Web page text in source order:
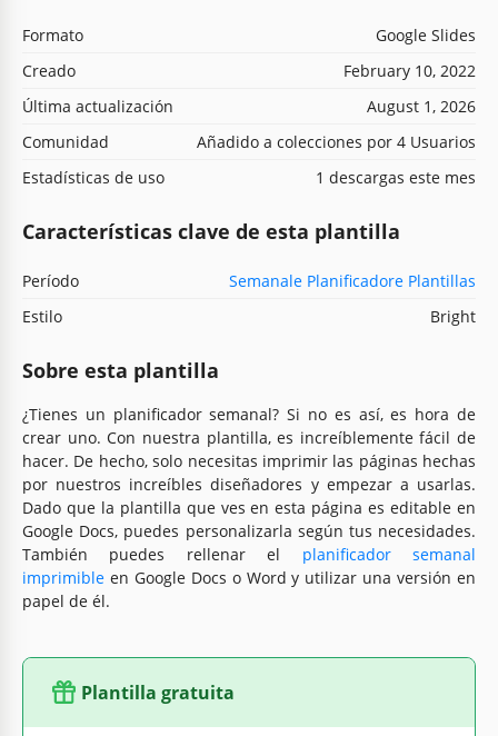
Formato
Google Slides
Creado
February 10, 2022
Última actualización
August 1, 2026
Comunidad
Añadido a colecciones por 4 Usuarios
Estadísticas de uso
1 descargas este mes
Características clave de esta plantilla
Período
Semanale Planificadore Plantillas
Estilo
Bright
Sobre esta plantilla
¿Tienes un planificador semanal? Si no es así, es hora de
crear uno. Con nuestra plantilla, es increíblemente fácil de
hacer. De hecho, solo necesitas imprimir las páginas hechas
por nuestros increíbles diseñadores y empezar a usarlas.
Dado que la plantilla que ves en esta página es editable en
Google Docs, puedes personalizarla según tus necesidades.
También puedes rellenar el planificador semanal
imprimible en Google Docs o Word y utilizar una versión en
papel de él.
Plantilla gratuita